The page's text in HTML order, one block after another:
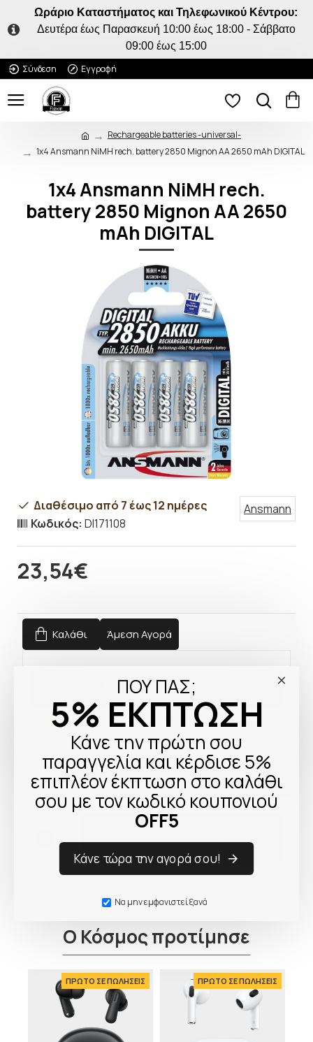
ΠΟΥ ΠΑΣ;
5% ΕΚΠΤΩΣΗ
Κάνε την πρώτη σου
παραγγελία και κέρδισε 5%
επιπλέον έκπτωση στο καλάθι
σου με τον κωδικό κουπονιού
OFF5
Κάνε τώρα την αγορά σου!
Να μην εμφανιστεί ξανά
Ωράριο Καταστήματος και Τηλεφωνικού Κέντρου:
Δευτέρα έως Παρασκευή 10:00 έως 18:00 - Σάββατο
09:00 έως 15:00
Σύνδεση
Εγγραφή
Rechargeable batteries -universal-
1x4 Ansmann NiMH rech. battery 2850 Mignon AA 2650 mAh DIGITAL
1x4 Ansmann NiMH rech.
battery 2850 Mignon AA 2650
mAh DIGITAL
23,54€
Διαθέσιμο από 7 έως 12 ημέρες
Κωδικός: DI171108
Ansmann
Καλάθι Άμεση Αγορά
Ο Κόσμος προτίμησε
ΠΡΩΤΟ ΣΕ ΠΩΛΗΣΕΙΣ ΠΡΩΤΟ ΣΕ ΠΩΛΗΣΕΙΣ